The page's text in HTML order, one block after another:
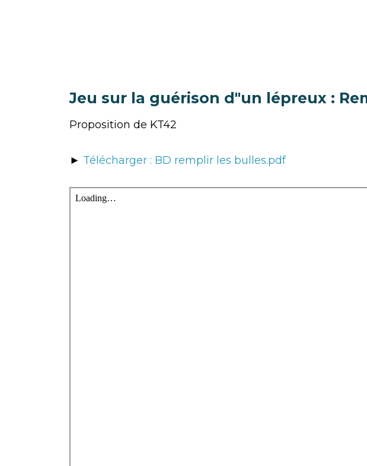
Jeu sur la guérison d"un lépreux :
Proposition de KT42
► Télécharger : BD remplir les bulles.pdf